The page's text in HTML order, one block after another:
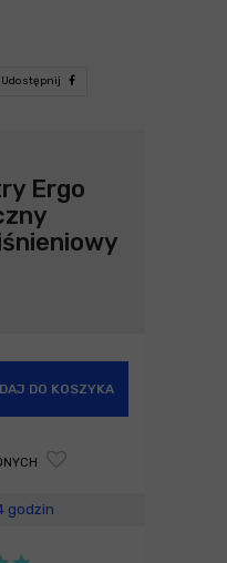
Udostępnij
Ergo
DO KOSZYKA
godzin